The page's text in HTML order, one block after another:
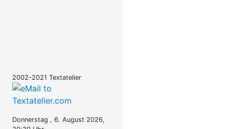
2002-2021 Textatelier
Donnerstag , 6. August 2026,